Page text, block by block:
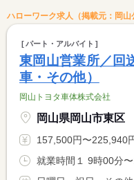
ハローワーク求人（掲載元：岡山
パート・アルバイト
東岡山営業所／回
車・その他）
岡山トヨタ車体株式会社
岡山県岡山市東区
157,500円〜225,940円 ※フルタイム求人の場